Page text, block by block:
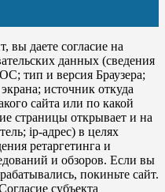
вы даете согласие на
данных (сведения
тип и версия Браузера;
источник откуда
сайта или по какой
страницы открывает и на
ip-адрес) в целях
ретаргетинга и
и обзоров. Если вы
покиньте сайт.
субъекта